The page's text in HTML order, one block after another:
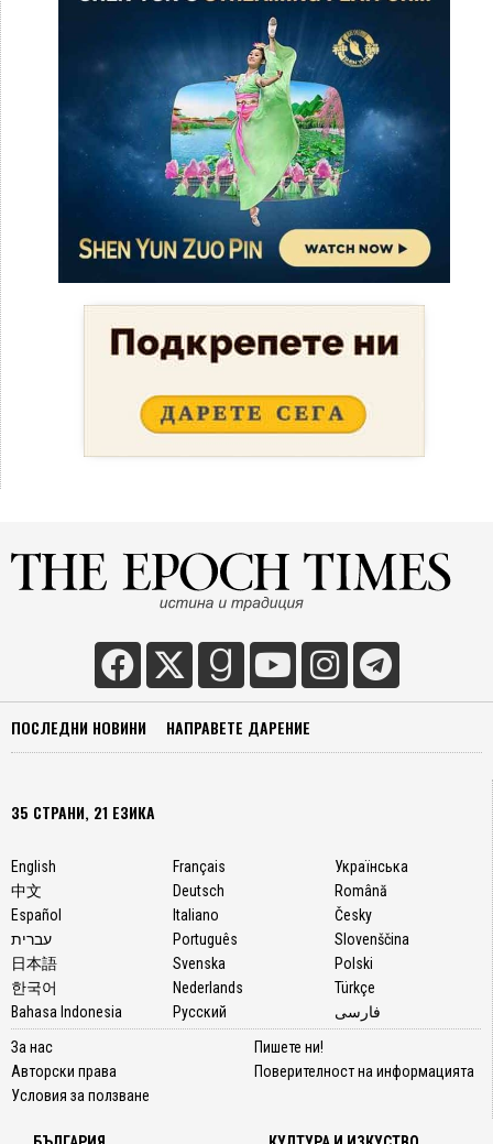
ПОСЛЕДНИ НОВИНИ НАПРАВЕТЕ ДАРЕНИЕ
35 СТРАНИ, 21 ЕЗИКА
English
中文
Español
עברית
日本語
한국어
Bahasa Indonesia
Français
Deutsch
Italiano
Português
Svenska
Nederlands
Русский
Українська
Română
Česky
Slovenščina
Polski
Türkçe
فارسی
За нас
Авторски права
Условия за ползване
Пишете ни!
Поверителност на информацията